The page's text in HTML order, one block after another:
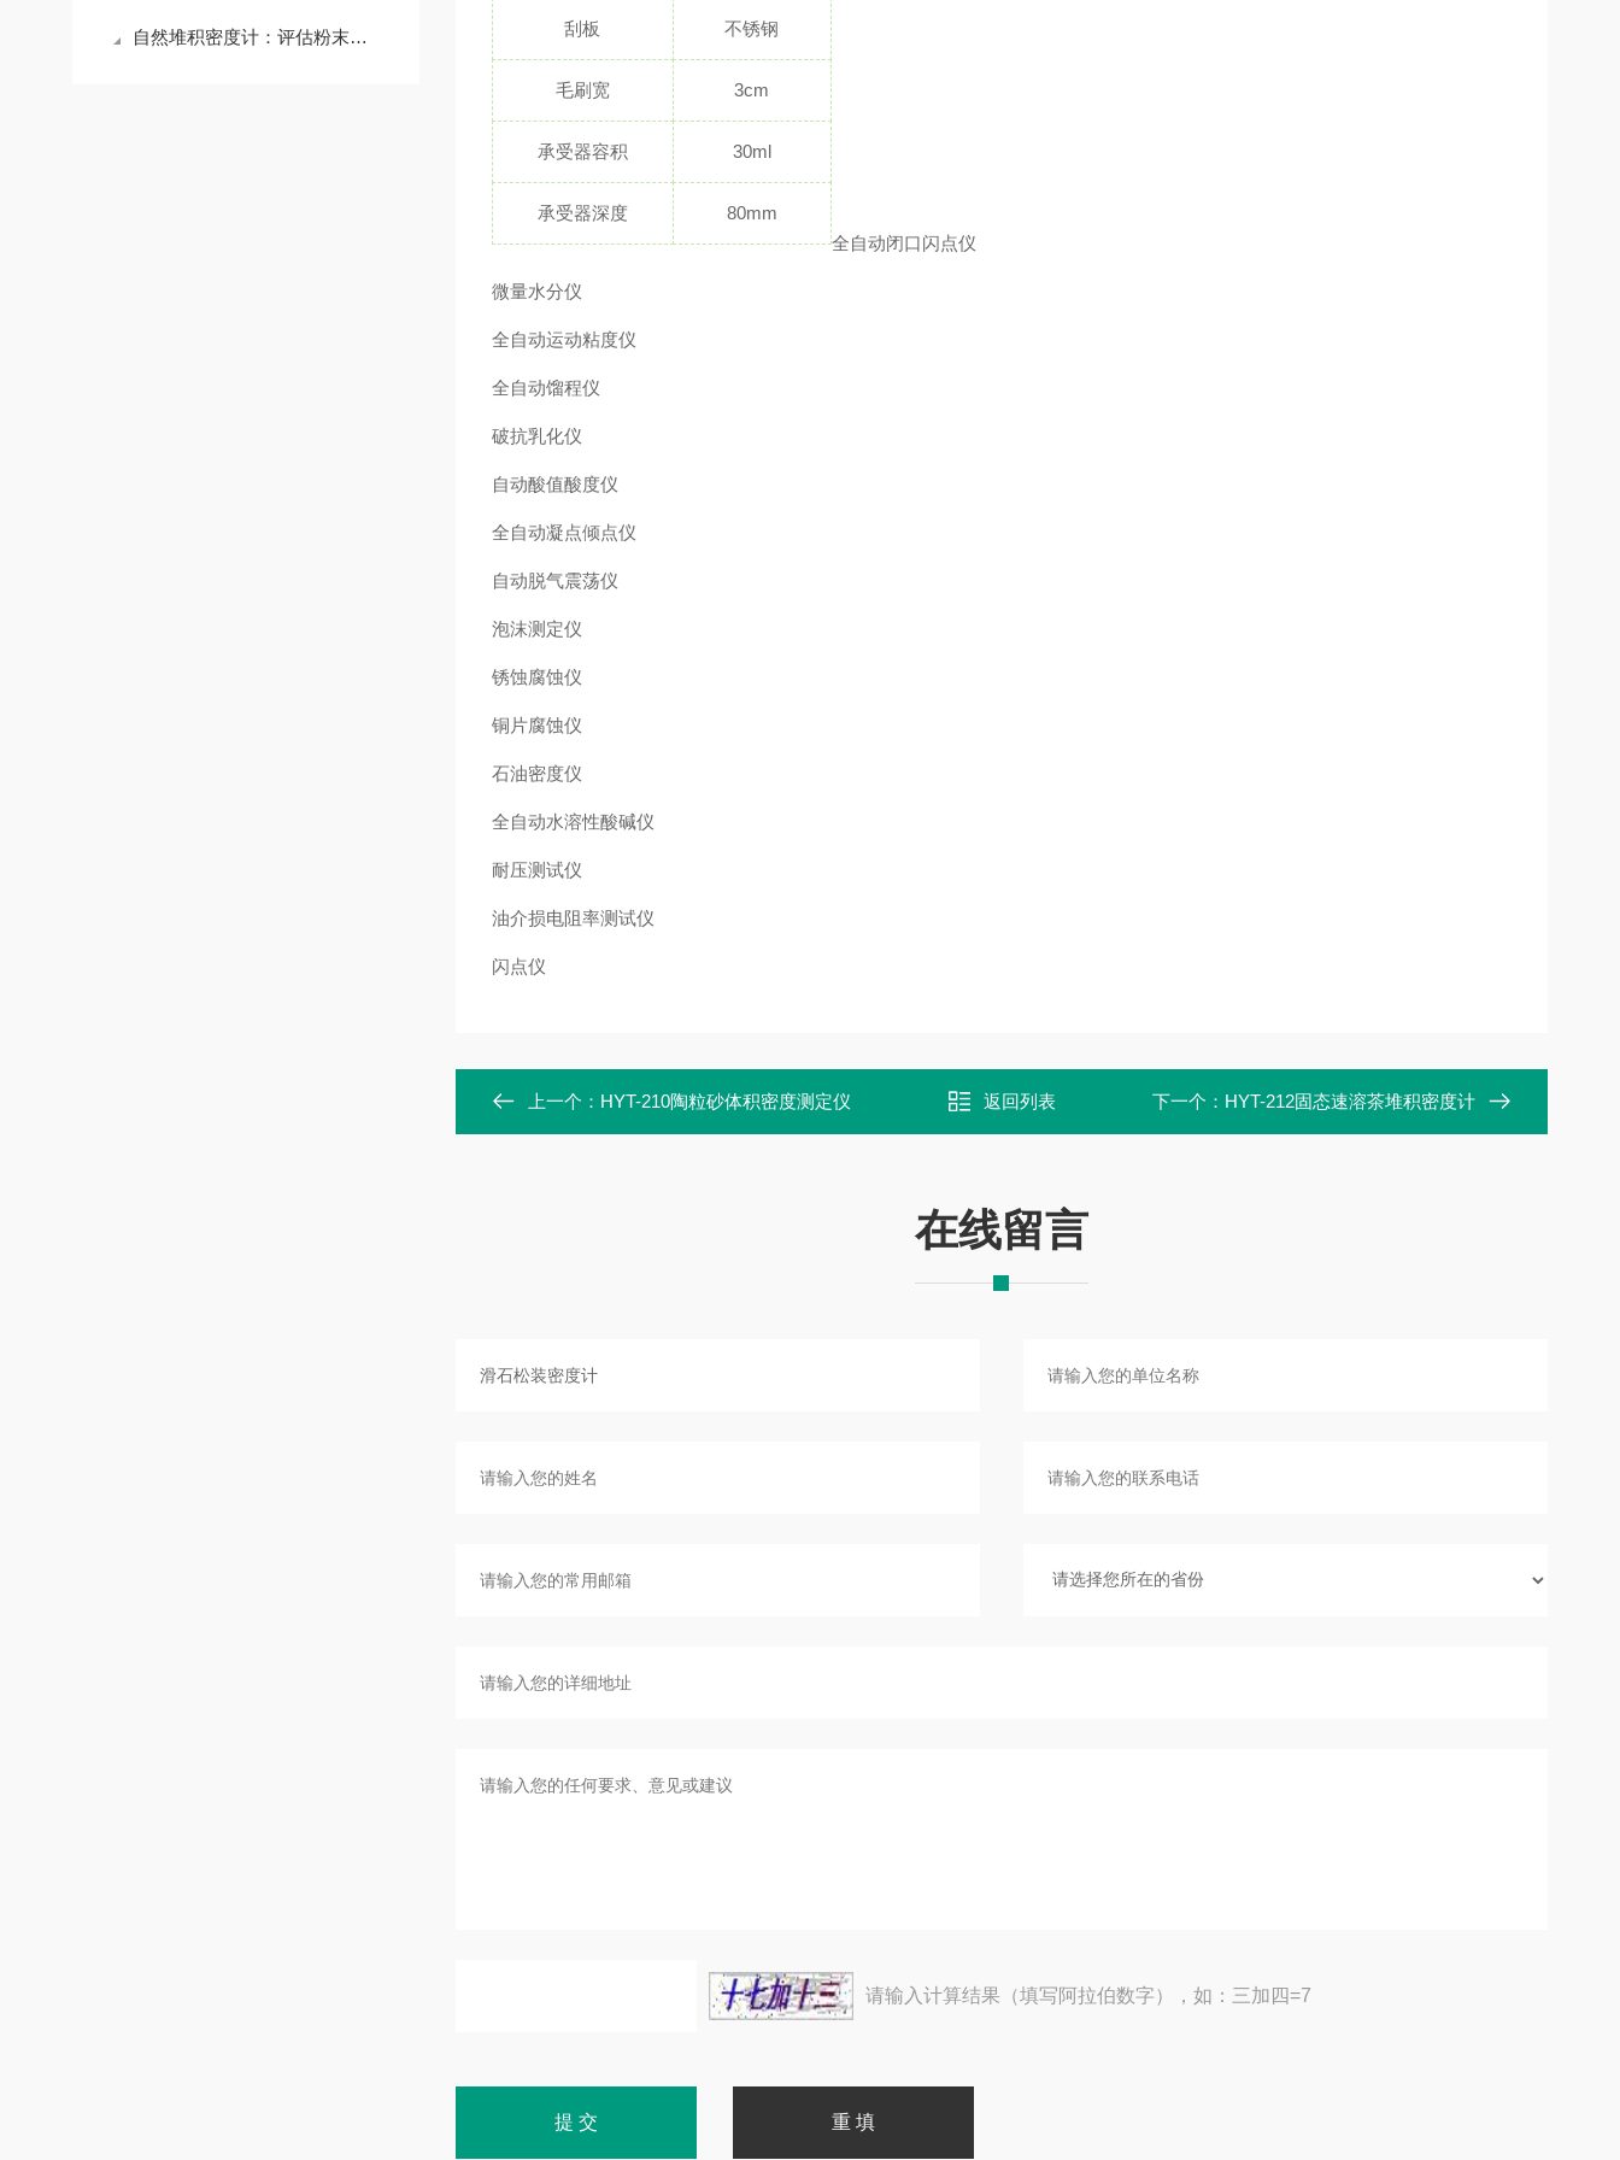
自然堆积密度计：评估粉末流动性的重要工具 刮板 不锈钢
毛刷宽 3cm
承受器容积 30ml
承受器深度
80mm
全自动闭口闪点仪
微量水分仪
全自动运动粘度仪
全自动馏程仪
破抗乳化仪
自动酸值酸度仪
全自动凝点倾点仪
自动脱气震荡仪
泡沫测定仪
锈蚀腐蚀仪
铜片腐蚀仪
石油密度仪
全自动水溶性酸碱仪
耐压测试仪
油介损电阻率测试仪
闪点仪
上一个： HYT-210陶粒砂体积密度测定仪 返回列表 下一个： HYT-212固态速溶茶堆积密度计
在线留言
请输入计算结果（填写阿拉伯数字），如：三加四=7